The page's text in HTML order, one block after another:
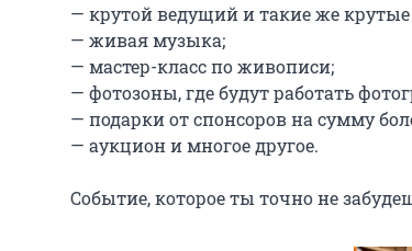
— крутой ведущий и такие же
— живая музыка;
— мастер-класс по живописи;
— фотозоны, где будут работать
— подарки от спонсоров на сумму
— аукцион и многое другое.
Событие, которое ты точно не